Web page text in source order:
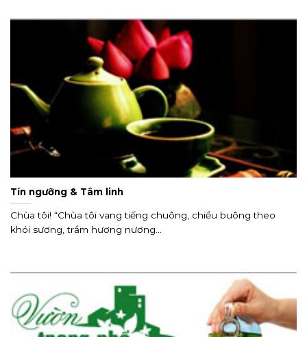
Tín ngưỡng & Tâm linh
Chùa tôi! “Chùa tôi vang tiếng chuông, chiều buông theo
khói sương, trầm hương nương...